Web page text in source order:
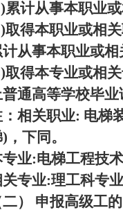
累计从事本职业
取得本职业或相
计从事本职业或
取得本专业或相
普通高等学校毕
：相关职业: 电梯
，下同。
专业:电梯工程技
关专业:理工科专
二） 申报高级工